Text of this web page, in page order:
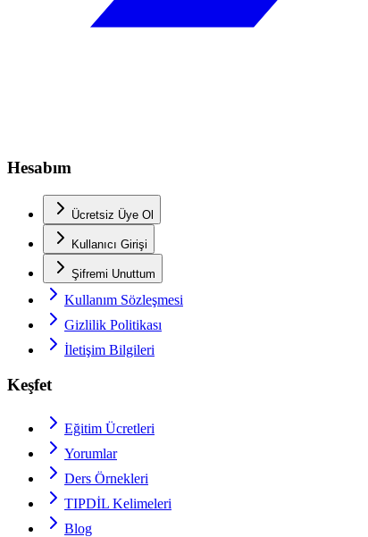
Hesabım
Ücretsiz Üye Ol
Kullanıcı Girişi
Şifremi Unuttum
Kullanım Sözleşmesi
Gizlilik Politikası
İletişim Bilgileri
Keşfet
Eğitim Ücretleri
Yorumlar
Ders Örnekleri
TIPDİL Kelimeleri
Blog